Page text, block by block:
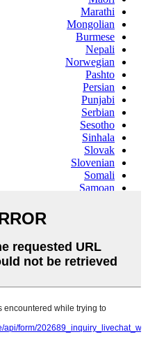
Marathi
Mongolian
Burmese
Nepali
Norwegian
Pashto
Persian
Punjabi
Serbian
Sesotho
Sinhala
Slovak
Slovenian
Somali
Samoan
Swahili
Tajik
Telugu
Ukrainian
Urdu